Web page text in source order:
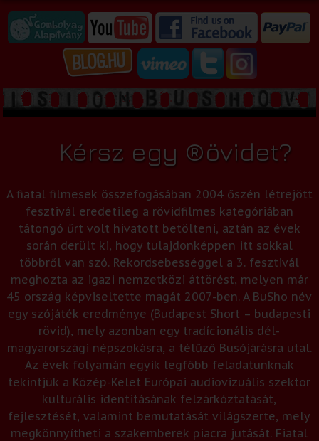
Kérsz egy ®övidet?
A fiatal filmesek összefogásában 2004 őszén létrejött
fesztivál eredetileg a rövidfilmes kategóriában
tátongó űrt volt hivatott betölteni, aztán az évek
során derült ki, hogy tulajdonképpen itt sokkal
többről van szó. Rekordsebességgel a 3. fesztivál
meghozta az igazi nemzetközi áttörést, melyen már
45 ország képviseltette magát 2007-ben. A BuSho név
egy szójáték eredménye (Budapest Short – budapesti
rövid), mely azonban egy tradícionális dél-
magyarországi népszokásra, a télűző Busójárásra utal.
Az évek folyamán egyik legfőbb feladatunknak
tekintjük a Közép-Kelet Európai audiovizuális szektor
kulturális identitásának felzárkóztatását,
fejlesztését, valamint bemutatását világszerte, mely
megkönnyítheti a szakemberek piacra jutását. Fiatal